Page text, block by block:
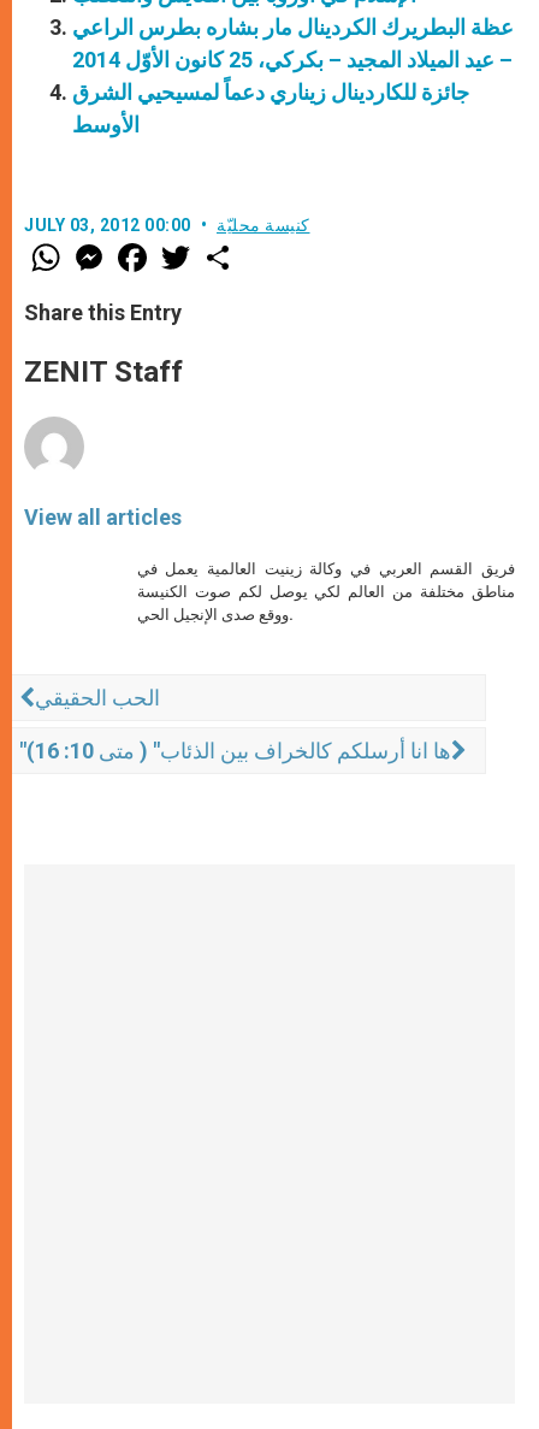
عظة البطريرك الكردينال مار بشاره بطرس الراعي
– عيد الميلاد المجيد – بكركي، 25 كانون الأوّل 2014
جائزة للكاردينال زيناري دعماً لمسيحيي الشرق
الأوسط
JULY 03, 2012 00:00 كنيسة محليّة
W
h
t
s
p
p
M
e
s
e
g
e
F
a
e
b
o
k
w
Share this Entry
ZENIT Staff
View all articles
فريق القسم العربي في وكالة زينيت العالمية يعمل في
مناطق مختلفة من العالم لكي يوصل لكم صوت الكنيسة
ووقع صدى الإنجيل الحي.
الحب الحقيقي
"ها انا أرسلكم كالخراف بين الذئاب" ( متى 10: 16)